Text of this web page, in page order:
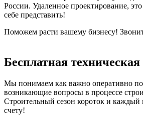
России. Удаленное проектирование,
себе представить!
Поможем расти вашему бизнесу!
Бесплатная
Мы понимаем как важно оперативно
возникающие вопросы в процессе
Строительный сезон короток и каждый
счету!